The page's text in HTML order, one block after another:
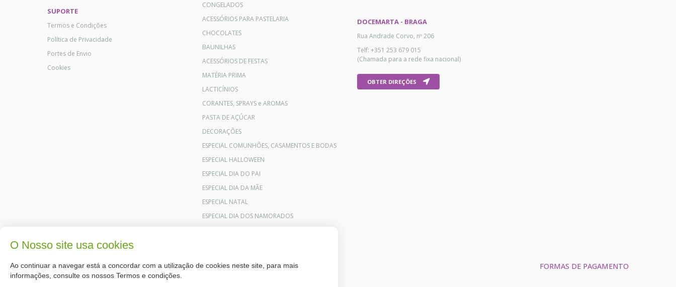
SUPORTE
Termos e Condições
Política de Privacidade
Portes de Envio
Cookies
CONGELADOS
ACESSÓRIOS PARA PASTELARIA
CHOCOLATES
BAUNILHAS
ACESSÓRIOS DE FESTAS
MATÉRIA PRIMA
LACTICÍNIOS
CORANTES, SPRAYS e AROMAS
PASTA DE AÇÚCAR
DECORAÇÕES
ESPECIAL COMUNHÕES, CASAMENTOS E BODAS
ESPECIAL HALLOWEEN
ESPECIAL DIA DO PAI
ESPECIAL DIA DA MÃE
ESPECIAL NATAL
ESPECIAL DIA DOS NAMORADOS
DOCEMARTA - BRAGA
Rua Andrade Corvo, nº 206
Telf: +351 253 679 015
(Chamada para a rede fixa nacional)
OBTER DIREÇÕES
FORMAS DE PAGAMENTO
O Nosso site usa cookies
Ao continuar a navegar está a concordar com a utilização de cookies neste site, para mais
informações, consulte os nossos Termos e condições.